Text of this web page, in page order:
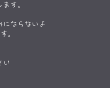
す。
にならないよ
。
い